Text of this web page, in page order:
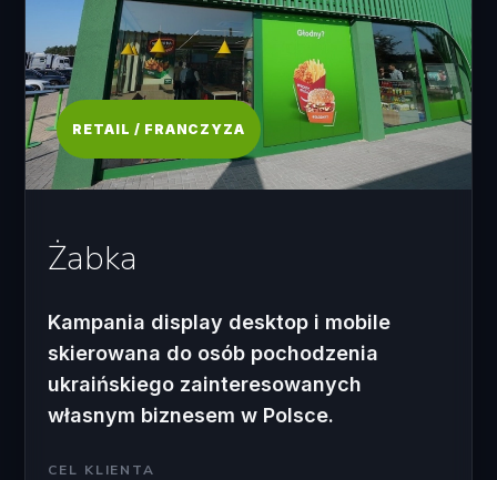
RETAIL / FRANCZYZA
Żabka
Kampania display desktop i mobile
skierowana do osób pochodzenia
ukraińskiego zainteresowanych
własnym biznesem w Polsce.
CEL KLIENTA